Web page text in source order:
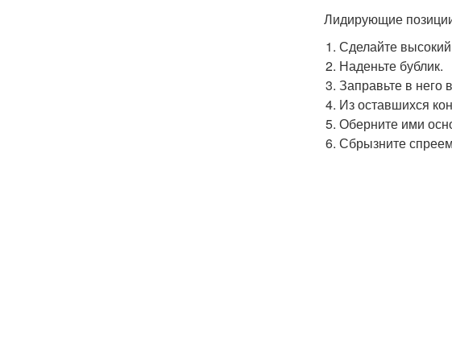
Лидирующие
Сделайте высокий
Наденьте бублик.
Заправьте в него
Из оставшихся
Оберните ими
Сбрызните